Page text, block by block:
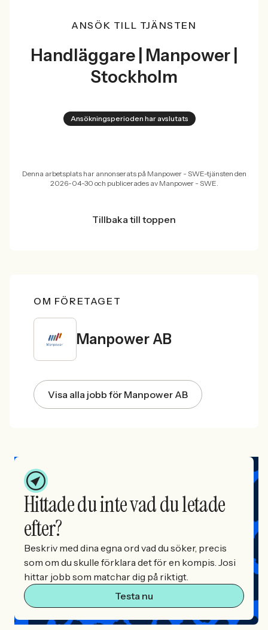
ANSÖK TILL TJÄNSTEN
Handläggare | Manpower |
Stockholm
Ansökningsperioden har avslutats
Denna arbetsplats har annonserats på Manpower - SWE-tjänsten den
2026-04-30 och publicerades av Manpower - SWE.
Tillbaka till toppen
OM FÖRETAGET
Manpower AB
Visa alla jobb för Manpower AB
Hittade du inte vad du letade
efter?
Beskriv med dina egna ord vad du söker, precis
som om du skulle förklara det för en kompis. Josi
hittar jobb som matchar dig på riktigt.
Testa nu